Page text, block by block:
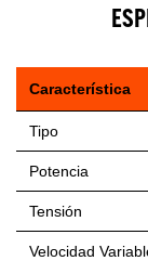
Característica
Tipo
Potencia
Tensión
Velocidad